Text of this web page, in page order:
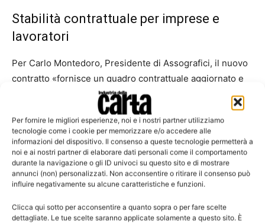
Per fornire le migliori esperienze, noi e i nostri partner utilizziamo
tecnologie come i cookie per memorizzare e/o accedere alle
informazioni del dispositivo. Il consenso a queste tecnologie permetterà a
noi e ai nostri partner di elaborare dati personali come il comportamento
durante la navigazione o gli ID univoci su questo sito e di mostrare
annunci (non) personalizzati. Non acconsentire o ritirare il consenso può
influire negativamente su alcune caratteristiche e funzioni.
Clicca qui sotto per acconsentire a quanto sopra o per fare scelte
dettagliate. Le tue scelte saranno applicate solamente a questo sito. È
Stabilità contrattuale per imprese e
lavoratori
Per Carlo Montedoro, Presidente di Assografici, il nuovo
contratto «fornisce un quadro contrattuale aggiornato e
stabile, in grado di accompagnare imprese e lavoratori
nelle prossime sfide industriali e organizzative, nel solco
di un sistema di relazioni industriali solido e partecipato».
Il rinnovo del CCNL cartai cartotecnici e grafici si
inserisce infatti in un contesto di forte evoluzione
tecnologica, organizzativa e di mercato, che richiede
qualità del lavoro.